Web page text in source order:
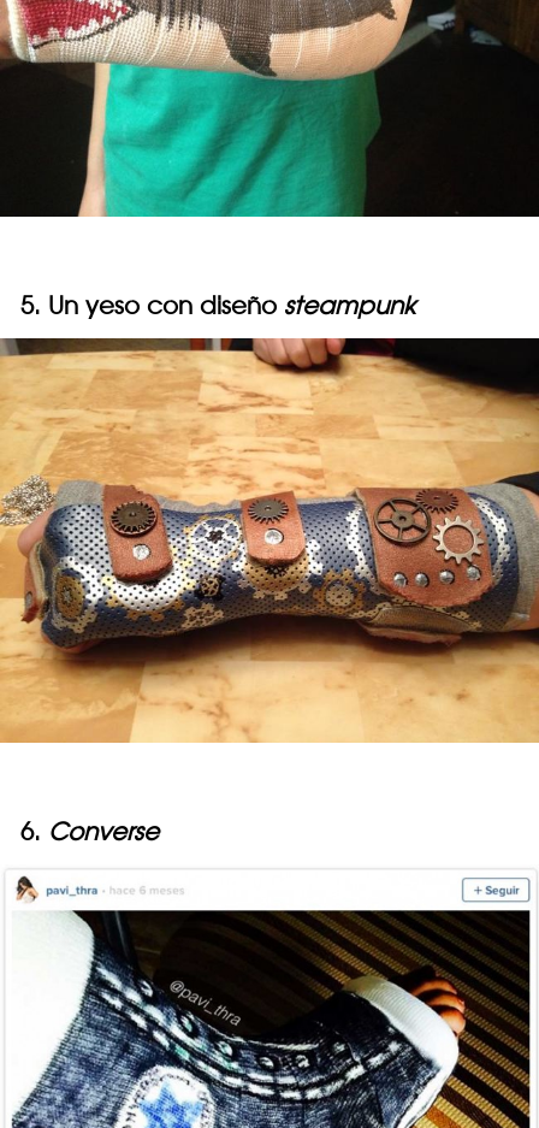
5. Un yeso con diseño steampunk
6. Converse